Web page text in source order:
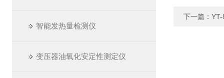
智能发热量检测仪
变压器油氧化安定性测定仪
下一篇：